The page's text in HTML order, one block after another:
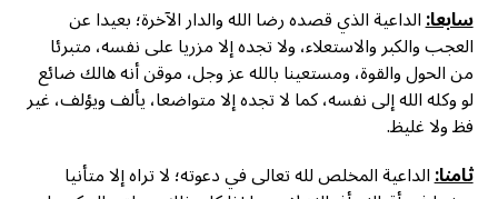
سابعا:الداعية الذي قصده رضا الله والدار الآخرة؛ بعيدا عن
العجب والكبر والاستعلاء، ولا تجده إلا مزريا على نفسه، متبرئا
من الحول والقوة، ومستعينا بالله عز وجل، موقن أنه هالك ضائع
لو وكله الله إلى نفسه، كما لا تجده إلا متواضعا، يألف ويؤلف، غير
فظ ولا غليظ.
ثامنا:الداعية المخلص لله تعالى في دعوته؛ لا تراه إلا متأنيا